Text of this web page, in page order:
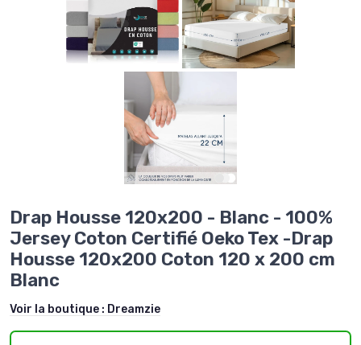
Drap Housse 120x200 - Blanc - 100%
Jersey Coton Certifié Oeko Tex -Drap
Housse 120x200 Coton 120 x 200 cm
Blanc
Voir la boutique : Dreamzie